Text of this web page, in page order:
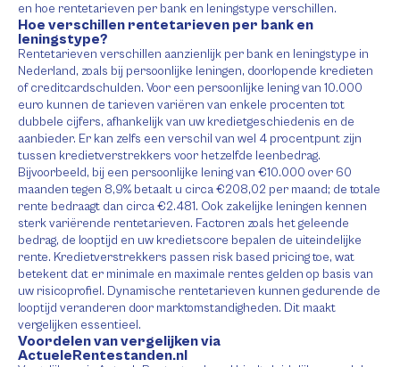
en hoe rentetarieven per bank en leningstype verschillen.
Hoe verschillen rentetarieven per bank en
leningstype?
Rentetarieven verschillen aanzienlijk per bank en leningstype in
Nederland, zoals bij persoonlijke leningen, doorlopende kredieten
of creditcardschulden. Voor een persoonlijke lening van 10.000
euro kunnen de tarieven variëren van enkele procenten tot
dubbele cijfers, afhankelijk van uw kredietgeschiedenis en de
aanbieder. Er kan zelfs een verschil van wel 4 procentpunt zijn
tussen kredietverstrekkers voor hetzelfde leenbedrag.
Bijvoorbeeld, bij een persoonlijke lening van €10.000 over 60
maanden tegen 8,9% betaalt u circa €208,02 per maand; de totale
rente bedraagt dan circa €2.481. Ook zakelijke leningen kennen
sterk variërende rentetarieven. Factoren zoals het geleende
bedrag, de looptijd en uw kredietscore bepalen de uiteindelijke
rente. Kredietverstrekkers passen risk based pricing toe, wat
betekent dat er minimale en maximale rentes gelden op basis van
uw risicoprofiel. Dynamische rentetarieven kunnen gedurende de
looptijd veranderen door marktomstandigheden. Dit maakt
vergelijken essentieel.
Voordelen van vergelijken via
ActueleRentestanden.nl